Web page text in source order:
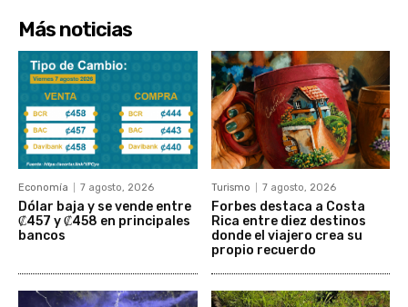
Más noticias
Economía 7 agosto, 2026
Dólar baja y se vende entre
₡457 y ₡458 en principales
bancos
Turismo 7 agosto, 2026
Forbes destaca a Costa
Rica entre diez destinos
donde el viajero crea su
propio recuerdo